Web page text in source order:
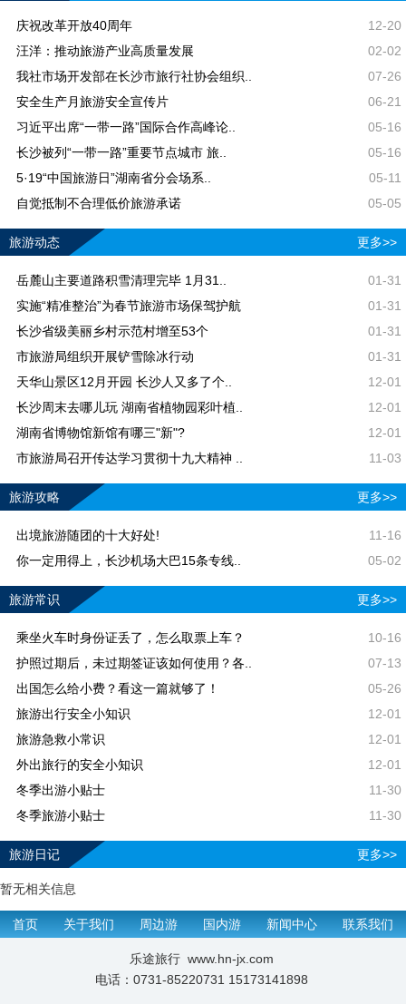
庆祝改革开放40周年
12-20
汪洋：推动旅游产业高质量发展
02-02
我社市场开发部在长沙市旅行社协会组织..
07-26
安全生产月旅游安全宣传片
06-21
习近平出席“一带一路”国际合作高峰论..
05-16
长沙被列“一带一路”重要节点城市 旅..
05-16
5·19“中国旅游日”湖南省分会场系..
05-11
自觉抵制不合理低价旅游承诺
05-05
旅游动态 更多>>
岳麓山主要道路积雪清理完毕 1月31..
01-31
实施“精准整治”为春节旅游市场保驾护航
01-31
长沙省级美丽乡村示范村增至53个
01-31
市旅游局组织开展铲雪除冰行动
01-31
天华山景区12月开园 长沙人又多了个..
12-01
长沙周末去哪儿玩 湖南省植物园彩叶植..
12-01
湖南省博物馆新馆有哪三"新"?
12-01
市旅游局召开传达学习贯彻十九大精神 ..
11-03
旅游攻略 更多>>
出境旅游随团的十大好处!
11-16
你一定用得上，长沙机场大巴15条专线..
05-02
旅游常识 更多>>
乘坐火车时身份证丢了，怎么取票上车？
10-16
护照过期后，未过期签证该如何使用？各..
07-13
出国怎么给小费？看这一篇就够了！
05-26
旅游出行安全小知识
12-01
旅游急救小常识
12-01
外出旅行的安全小知识
12-01
冬季出游小贴士
11-30
冬季旅游小贴士
11-30
旅游日记 更多>>
暂无相关信息
首页 关于我们 周边游 国内游 新闻中心 联系我们
乐途旅行 www.hn-jx.com
电话：0731-85220731 15173141898